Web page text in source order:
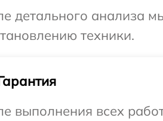
детального анализа
техники.
выполнения всех